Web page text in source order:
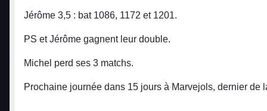
Jérôme 3,5 : bat 1086, 1172 et 1201.
PS et Jérôme gagnent leur double.
Michel perd ses 3 matchs.
Prochaine journée dans 15 jours à Marvejols, dernier de